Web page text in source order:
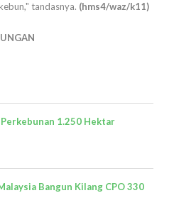
tandasnya. (hms4/waz/k11)
1.250 Hektar
Bangun Kilang CPO 330